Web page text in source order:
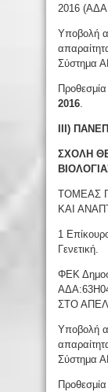
2016
Υποβολή
Σύστημα
2016
ΙΙΙ)
ΣΧΟΛΗ
ΤΟΜΕΑΣ
ΚΑΙ
1
Γενετική.
ΦΕΚ
ΣΤΟ
Υποβολή
Σύστημα